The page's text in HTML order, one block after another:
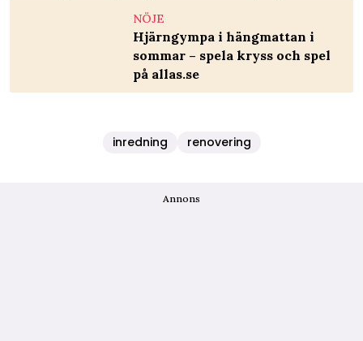
NÖJE
Hjärngympa i hängmattan i
sommar – spela kryss och spel
på allas.se
inredning renovering
Annons